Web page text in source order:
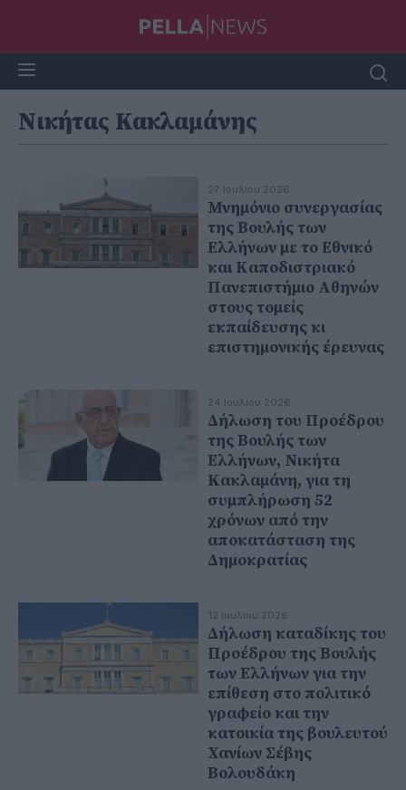
Νικήτας Κακλαμάνης
27 Ιουλίου 2026
Μνημόνιο συνεργασίας
της Βουλής των
Ελλήνων με το Εθνικό
και Καποδιστριακό
Πανεπιστήμιο Αθηνών
στους τομείς
εκπαίδευσης κι
επιστημονικής έρευνας
24 Ιουλίου 2026
Δήλωση του Προέδρου
της Βουλής των
Ελλήνων, Νικήτα
Κακλαμάνη, για τη
συμπλήρωση 52
χρόνων από την
αποκατάσταση της
Δημοκρατίας
12 Ιουλίου 2026
Δήλωση καταδίκης του
Προέδρου της Βουλής
των Ελλήνων για την
επίθεση στο πολιτικό
γραφείο και την
κατοικία της βουλευτού
Χανίων Σέβης
Βολουδάκη